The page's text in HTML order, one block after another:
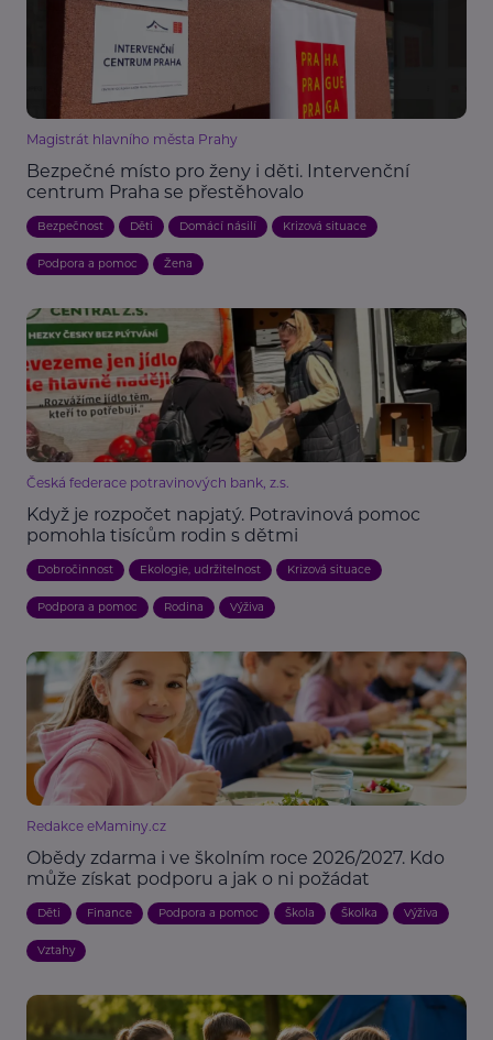
Magistrát hlavního města Prahy
Bezpečné místo pro ženy i děti. Intervenční
centrum Praha se přestěhovalo
Bezpečnost Děti Domácí násilí Krizová situace
Podpora a pomoc Žena
Česká federace potravinových bank, z.s.
Když je rozpočet napjatý. Potravinová pomoc
pomohla tisícům rodin s dětmi
Dobročinnost Ekologie, udržitelnost Krizová situace
Podpora a pomoc Rodina Výživa
Redakce eMaminy.cz
Obědy zdarma i ve školním roce 2026/2027. Kdo
může získat podporu a jak o ni požádat
Děti Finance Podpora a pomoc Škola Školka Výživa
Vztahy